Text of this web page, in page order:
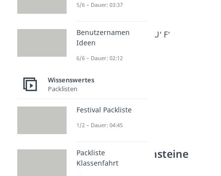
Algorithmus:F R U R‘ U‘ F‘
Schritt 6: Kantensteine
ordnen
5/6 – Dauer: 03:37
Benutzernamen
Ideen
6/6 – Dauer: 02:12
Wissenswertes
Packlisten
Festival Packliste
1/2 – Dauer: 04:45
Packliste
Klassenfahrt